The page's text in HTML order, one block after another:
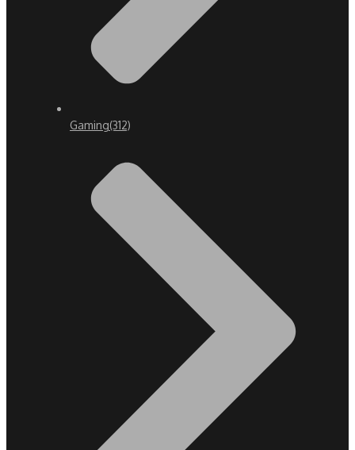
Gaming(312)